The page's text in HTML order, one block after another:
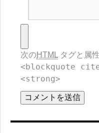
次のHTML タグと属
<blockquote
<strong>